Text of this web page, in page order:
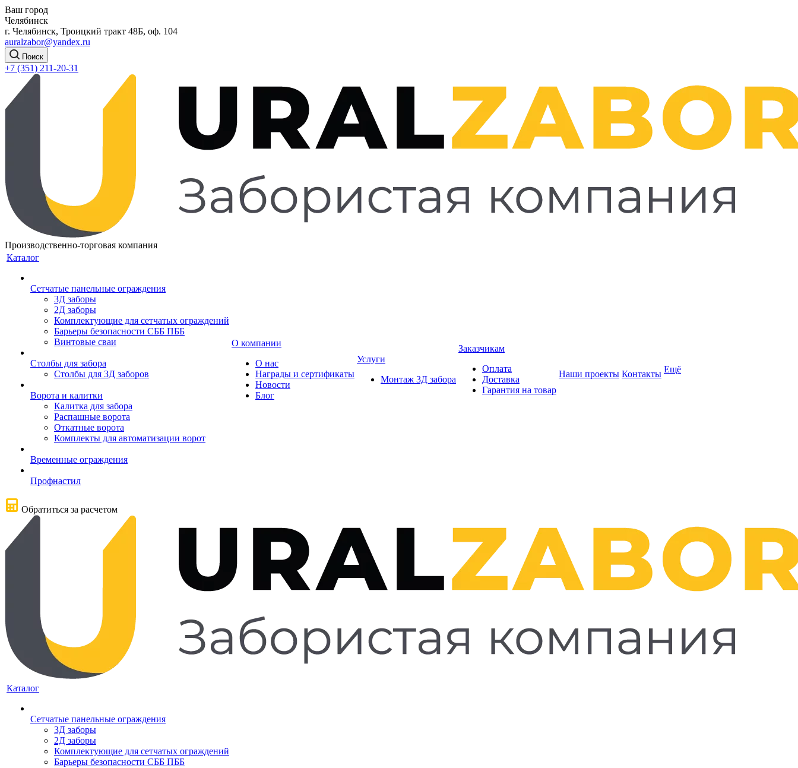
Ваш город
Челябинск
г. Челябинск, Троицкий тракт 48Б, оф. 104
auralzabor@yandex.ru
Поиск
+7 (351) 211-20-31
Производственно-торговая компания
Каталог
Сетчатые панельные ограждения
3Д заборы
2Д заборы
Комплектующие для сетчатых ограждений
Барьеры безопасности СББ ПББ
Винтовые сваи
Столбы для забора
Столбы для 3Д заборов
Ворота и калитки
Калитка для забора
Распашные ворота
Откатные ворота
Комплекты для автоматизации ворот
Временные ограждения
Профнастил
О компании
О нас
Награды и сертификаты
Новости
Блог
Услуги
Монтаж 3Д забора
Заказчикам
Оплата
Доставка
Гарантия на товар
Наши проекты Контакты Ещё
Обратиться за расчетом
Каталог
Сетчатые панельные ограждения
3Д заборы
2Д заборы
Комплектующие для сетчатых ограждений
Барьеры безопасности СББ ПББ